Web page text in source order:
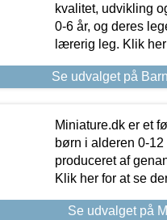
kvalitet, udvikling
0-6 år, og deres
lærerig leg. Klik
Se udvalget på
Miniature.dk er et
børn i alderen 0-
produceret af
Klik her for at se
Se udvalget på